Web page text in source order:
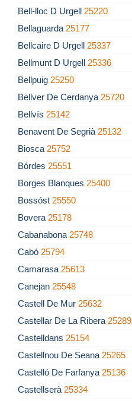
Bell-lloc D Urgell 25220
Bellaguarda 25177
Bellcaire D Urgell 25337
Bellmunt D Urgell 25336
Bellpuig 25250
Bellver De Cerdanya 25720
Bellvís 25142
Benavent De Segrià 25132
Biosca 25752
Bórdes 25551
Borges Blanques 25400
Bossóst 25550
Bovera 25178
Cabanabona 25748
Cabó 25794
Camarasa 25613
Canejan 25548
Castell De Mur 25632
Castellar De La Ribera 25289
Castelldans 25154
Castellnou De Seana 25265
Castelló De Farfanya 25136
Castellserà 25334